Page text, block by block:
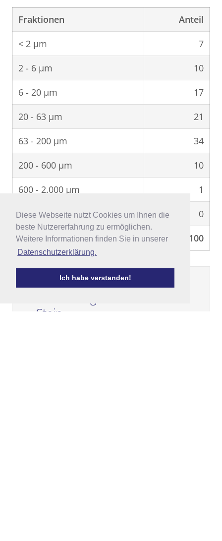
Diese Webseite nutzt Cookies um Ihnen die
beste Nutzererfahrung zu ermöglichen.
Weitere Informationen finden Sie in unserer
Datenschutzerklärung.
Ich habe verstanden!
Diese Webseite nutzt Cookies um Ihnen die
beste Nutzererfahrung zu ermöglichen.
Weitere Informationen finden Sie in unserer
Datenschutzerklärung.
Ich habe verstanden!
Fraktionen Anteil
< 2 μm 7
2 - 6 μm 10
6 - 20 μm 17
20 - 63 μm 21
63 - 200 μm 34
200 - 600 μm 10
600 - 2.000 μm 1
> 2.000 μm 0
Σ 100
Stein